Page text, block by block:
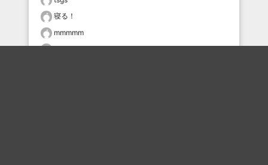
寝る！
mmmmm
bokkk